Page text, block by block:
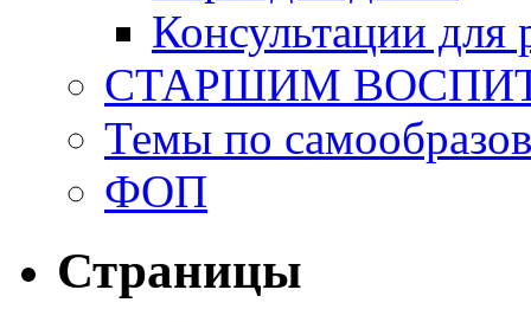
Консультации для
СТАРШИМ
Темы по
ФОП
Страницы